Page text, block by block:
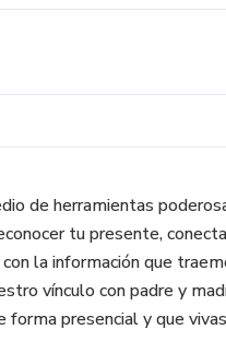
de herramientas
tu presente,
la información que
vínculo con padre y
forma presencial y que